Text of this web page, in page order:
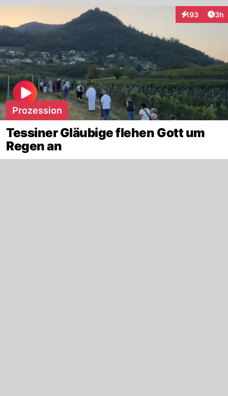
193
Interaktionen
3h
Prozession
Tessiner Gläubige flehen Gott um
Regen an